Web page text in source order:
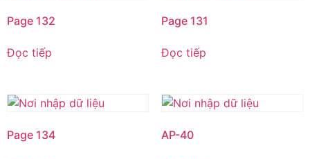
Page 132
Đọc tiếp
Page 131
Đọc tiếp
Page 134 AP-40